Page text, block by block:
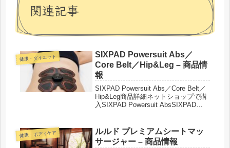
関連記事
健康・ダイエット
SIXPAD Powersuit Abs／
Core Belt／Hip&Leg – 商品情
報
SIXPAD Powersuit Abs／Core Belt／
Hip&Leg商品詳細ネットショップで購
入SIXPAD Powersuit AbsSIXPAD
健康・ボディケア
ルルド プレミアムシートマッ
サージャー – 商品情報